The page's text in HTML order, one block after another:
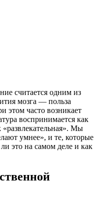
считается одним из
мозга — польза
этом часто возникает
воспринимается как
«развлекательная». Мы
умнее», и те, которые
это на самом деле и как